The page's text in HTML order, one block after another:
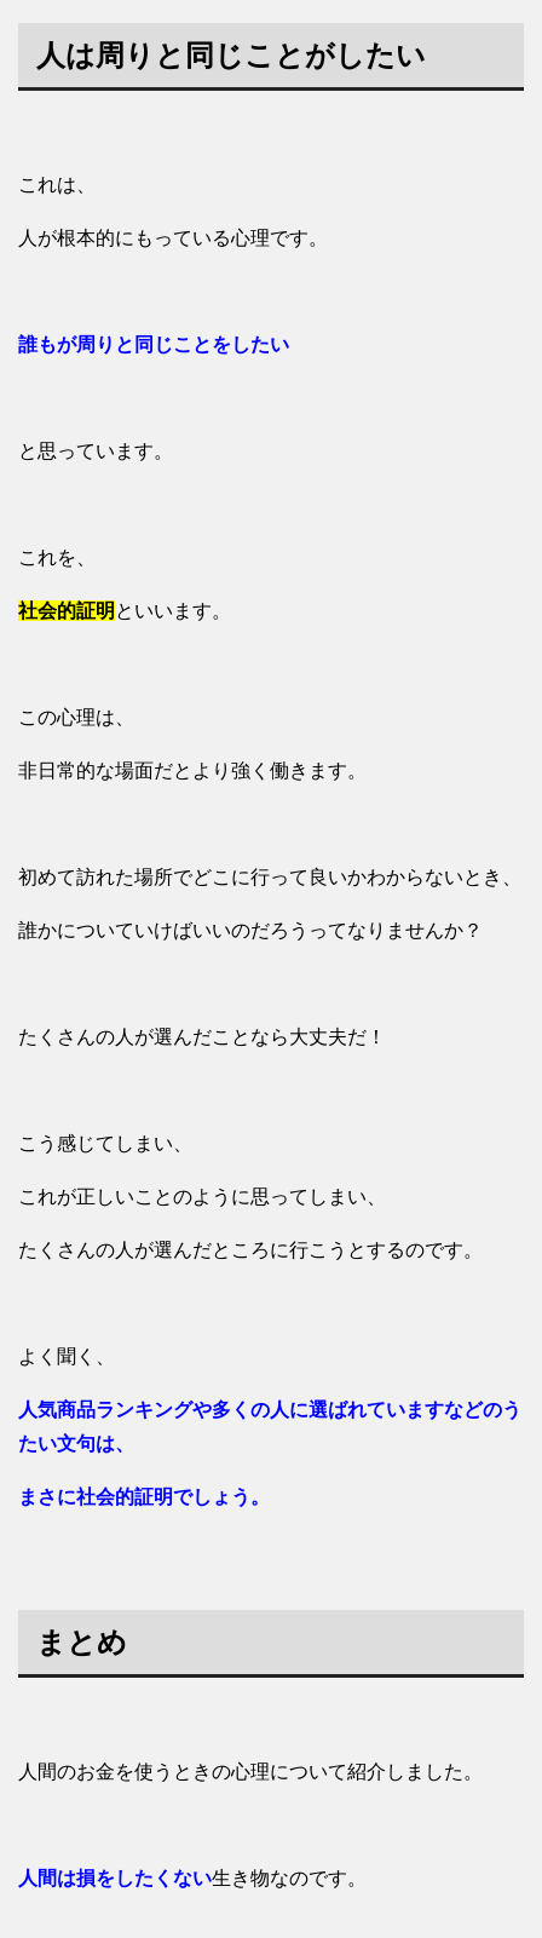
人は周りと同じことがしたい
これは、
人が根本的にもっている心理です。
誰もが周りと同じことをしたい
と思っています。
これを、
社会的証明 といいます。
この心理は、
非日常的な場面だとより強く働きます。
初めて訪れた場所でどこに行って良いかわからないとき、
誰かについていけばいいのだろうってなりませんか？
たくさんの人が選んだことなら大丈夫だ！
こう感じてしまい、
これが正しいことのように思ってしまい、
たくさんの人が選んだところに行こうとするのです。
よく聞く、
人気商品ランキングや多くの人に選ばれていますなどのう
たい文句は、
まさに社会的証明でしょう。
まとめ
人間のお金を使うときの心理について紹介しました。
人間は損をしたくない生き物なのです。